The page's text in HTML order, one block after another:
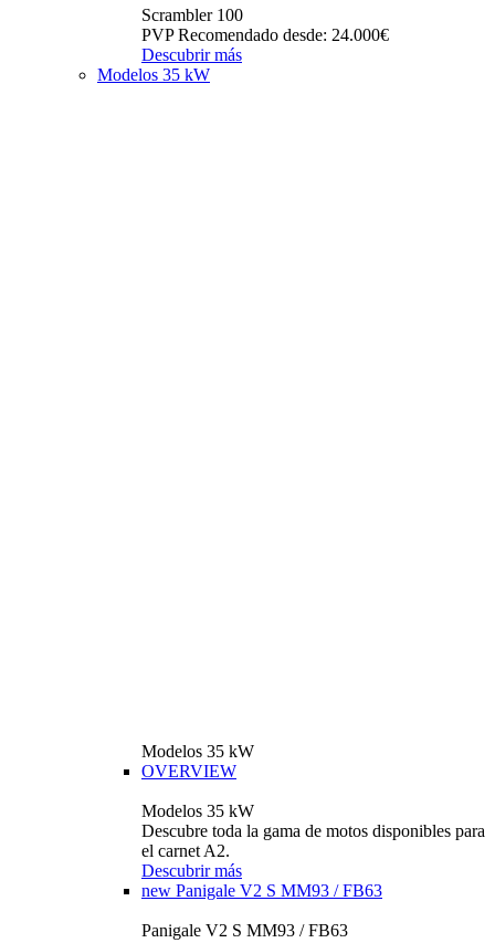
Scrambler 100
PVP Recomendado desde: 24.000€
Descubrir más
Modelos 35 kW
Modelos 35 kW
OVERVIEW
Modelos 35 kW
Descubre toda la gama de motos disponibles para
el carnet A2.
Descubrir más
new Panigale V2 S MM93 / FB63
Panigale V2 S MM93 / FB63